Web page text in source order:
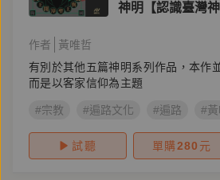
神明【認識臺灣
作者
黃唯哲
有別於其他五篇神明系列作品，本作
而是以客家信仰為主題
#宗教 #遍路文化 #遍路 #
試聽 單購280 元